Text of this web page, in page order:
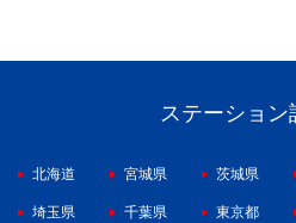
ステーション
北海道 宮城県 茨城県
埼玉県 千葉県 東京都